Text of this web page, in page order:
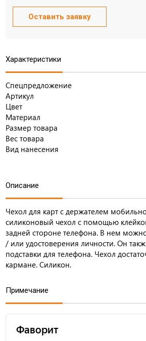
Оставить заявку
Характеристики
Спецпредложение
Артикул
Цвет
Материал
Размер товара
Вес товара
Вид нанесения
Описание
Чехол для карт с держателем
силиконовый чехол с помощью
задней стороне телефона. В нем
/ или удостоверения личности. Он
подставки для телефона. Чехол
кармане. Силикон.
Примечание